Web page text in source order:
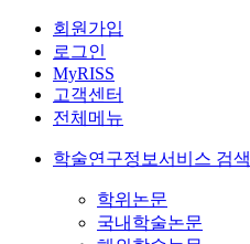
회원가입
로그인
MyRISS
고객센터
전체메뉴
학술연구정보서비스 검색
학위논문
국내학술논문